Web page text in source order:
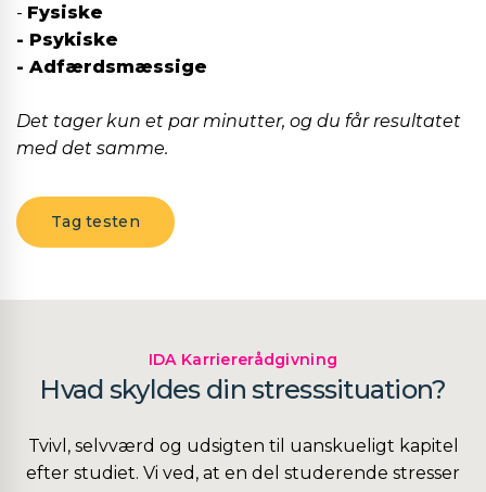
- Fysiske
- Psykiske
- Adfærdsmæssige
Det tager kun et par minutter, og du får resultatet
med det samme.
Tag testen
IDA Karriererådgivning
Hvad skyldes din stresssituation?
Tvivl, selvværd og udsigten til uanskueligt kapitel
efter studiet. Vi ved, at en del studerende stresser